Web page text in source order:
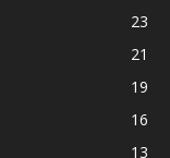
23
21
19
16
13